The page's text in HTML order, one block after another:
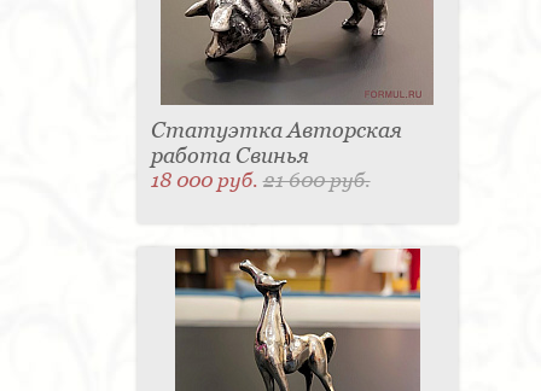
Статуэтка Авторская
работа Свинья
18 000 руб.21 600 руб.